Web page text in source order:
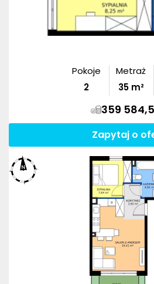
Pokoje
2
Metraż
35m²
359
Zapytaj o